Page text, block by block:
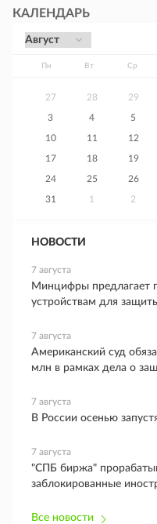
КАЛЕНДАРЬ
Пн Вт Ср
27 28 29
3 4 5
10 11 12
17 18 19
24 25 26
31 1 2
НОВОСТИ
7 августа
Минцифры предлагает
устройствам для
7 августа
Американский суд
млн в рамках дела о
7 августа
В России осенью
7 августа
"СПБ биржа"
заблокированные
Все новости